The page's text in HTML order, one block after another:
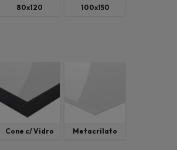
80x120 100x150
Cone c/ Vidro Metacrilato